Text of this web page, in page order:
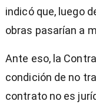
indicó que, luego
obras pasarían a
Ante eso, la
condición de no
contrato no es